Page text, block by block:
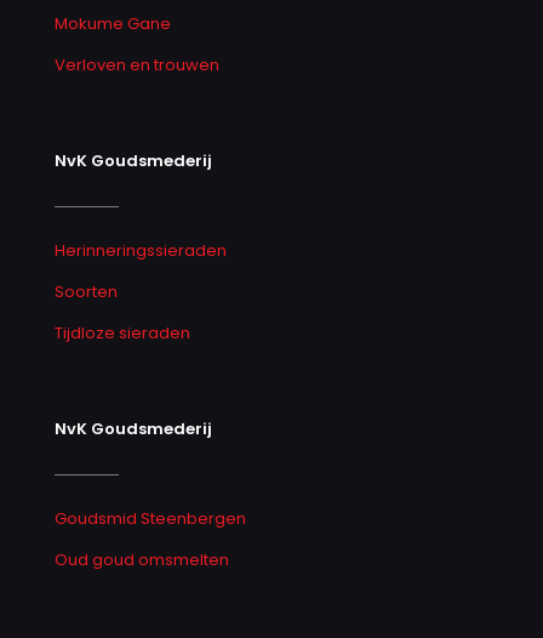
Mokume Gane
Verloven en trouwen
NvK Goudsmederij
Herinneringssieraden
Soorten
Tijdloze sieraden
NvK Goudsmederij
Goudsmid Steenbergen
Oud goud omsmelten